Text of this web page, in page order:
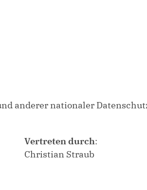
anderer nationaler
Vertreten durch:
Christian Straub